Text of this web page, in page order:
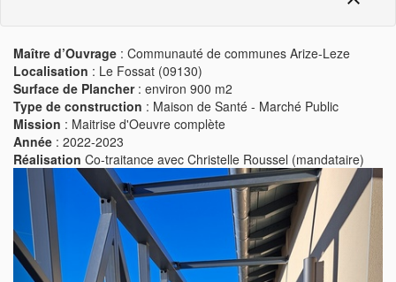
Maître d’Ouvrage : Communauté de communes Arize-Leze
Localisation : Le Fossat (09130)
Surface de Plancher: environ 900 m2
Type de construction : Maison de Santé - Marché Public
Mission : Maitrise d'Oeuvre complète
Année : 2022-2023
Réalisation Co-traitance avec Christelle Roussel (mandataire)
Previous Next